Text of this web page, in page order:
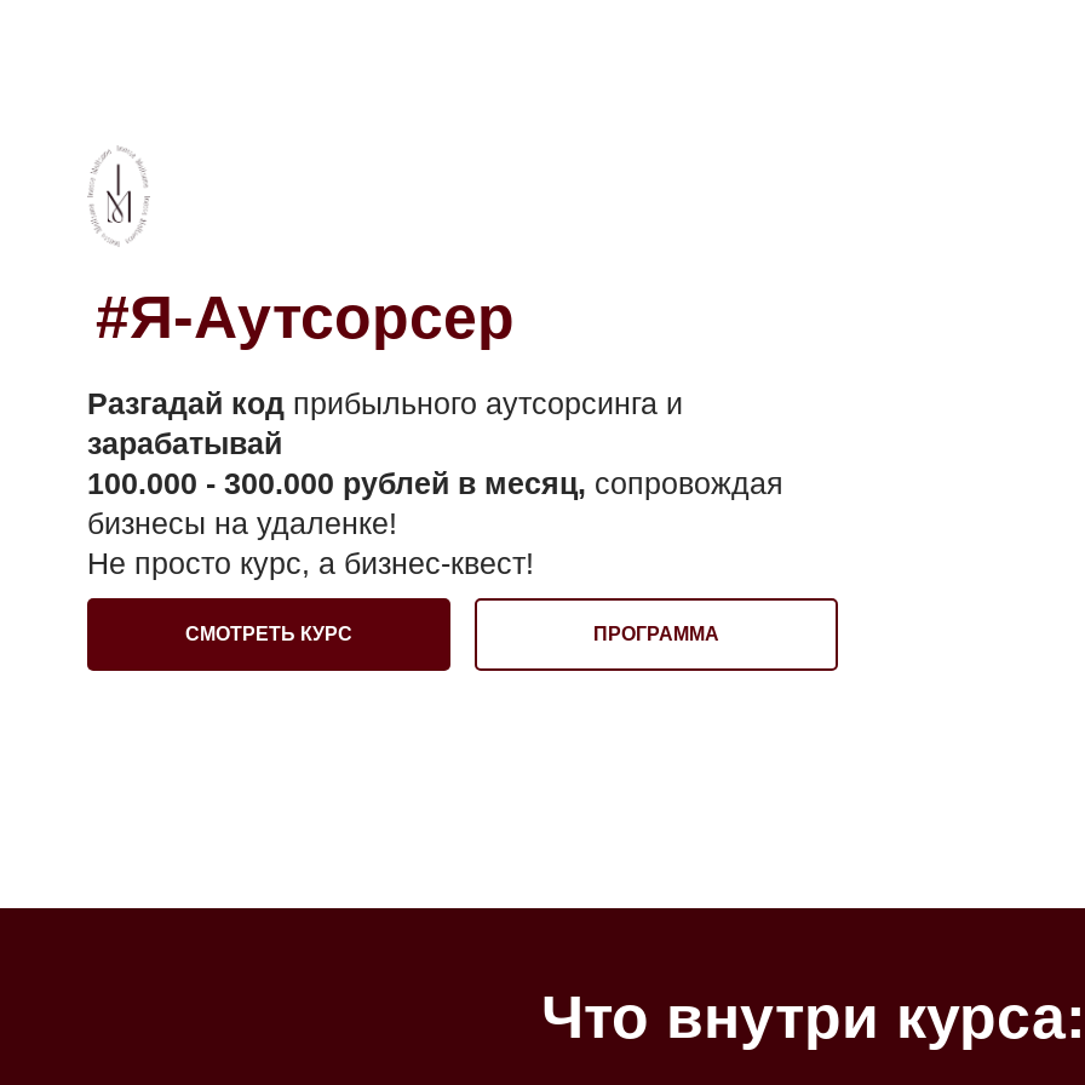
#Я-Аутсорсер
Разгадай код прибыльного аутсорсинга и
зарабатывай
100.000 - 300.000 рублей в месяц, сопровождая
бизнесы на удаленке!
Не просто курс, а бизнес-квест!
ПРОГРАММА
СМОТРЕТЬ КУРС
Что внутри курса: